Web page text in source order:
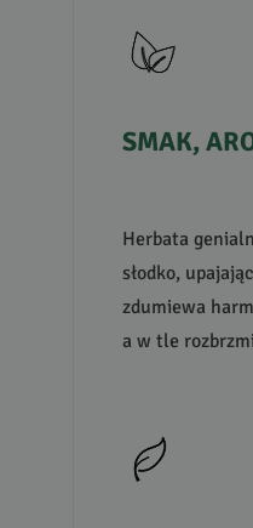
SMAK,
Herbata
słodko,
zdumiewa
a w tle